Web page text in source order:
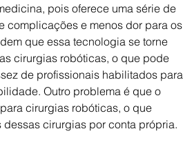
pois oferece uma série de
complicações e menos dor para os
que essa tecnologia se torne
cirurgias robóticas, o que pode
de profissionais habilitados para
Outro problema é que o
cirurgias robóticas, o que
cirurgias por conta própria.